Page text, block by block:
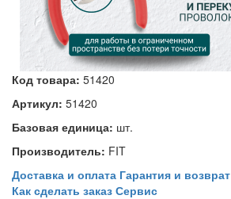
Код товара: 51420
Артикул: 51420
Базовая единица: шт.
Производитель: FIT
Доставка и оплата Гарантия и возврат
Как сделать заказ Сервис